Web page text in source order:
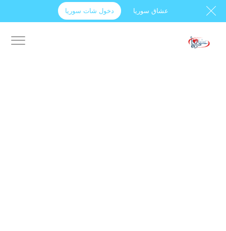
عشاق سوريا دخول شات سوريا